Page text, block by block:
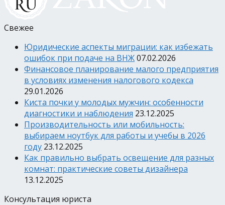
Свежее
Юридические аспекты миграции: как избежать
ошибок при подаче на ВНЖ07.02.2026
Финансовое планирование малого предприятия
в условиях изменения налогового кодекса
29.01.2026
Киста почки у молодых мужчин: особенности
диагностики и наблюдения 23.12.2025
Производительность или мобильность:
выбираем ноутбук для работы и учебы в 2026
году 23.12.2025
Как правильно выбрать освещение для разных
комнат: практические советы дизайнера
13.12.2025
Консультация юриста